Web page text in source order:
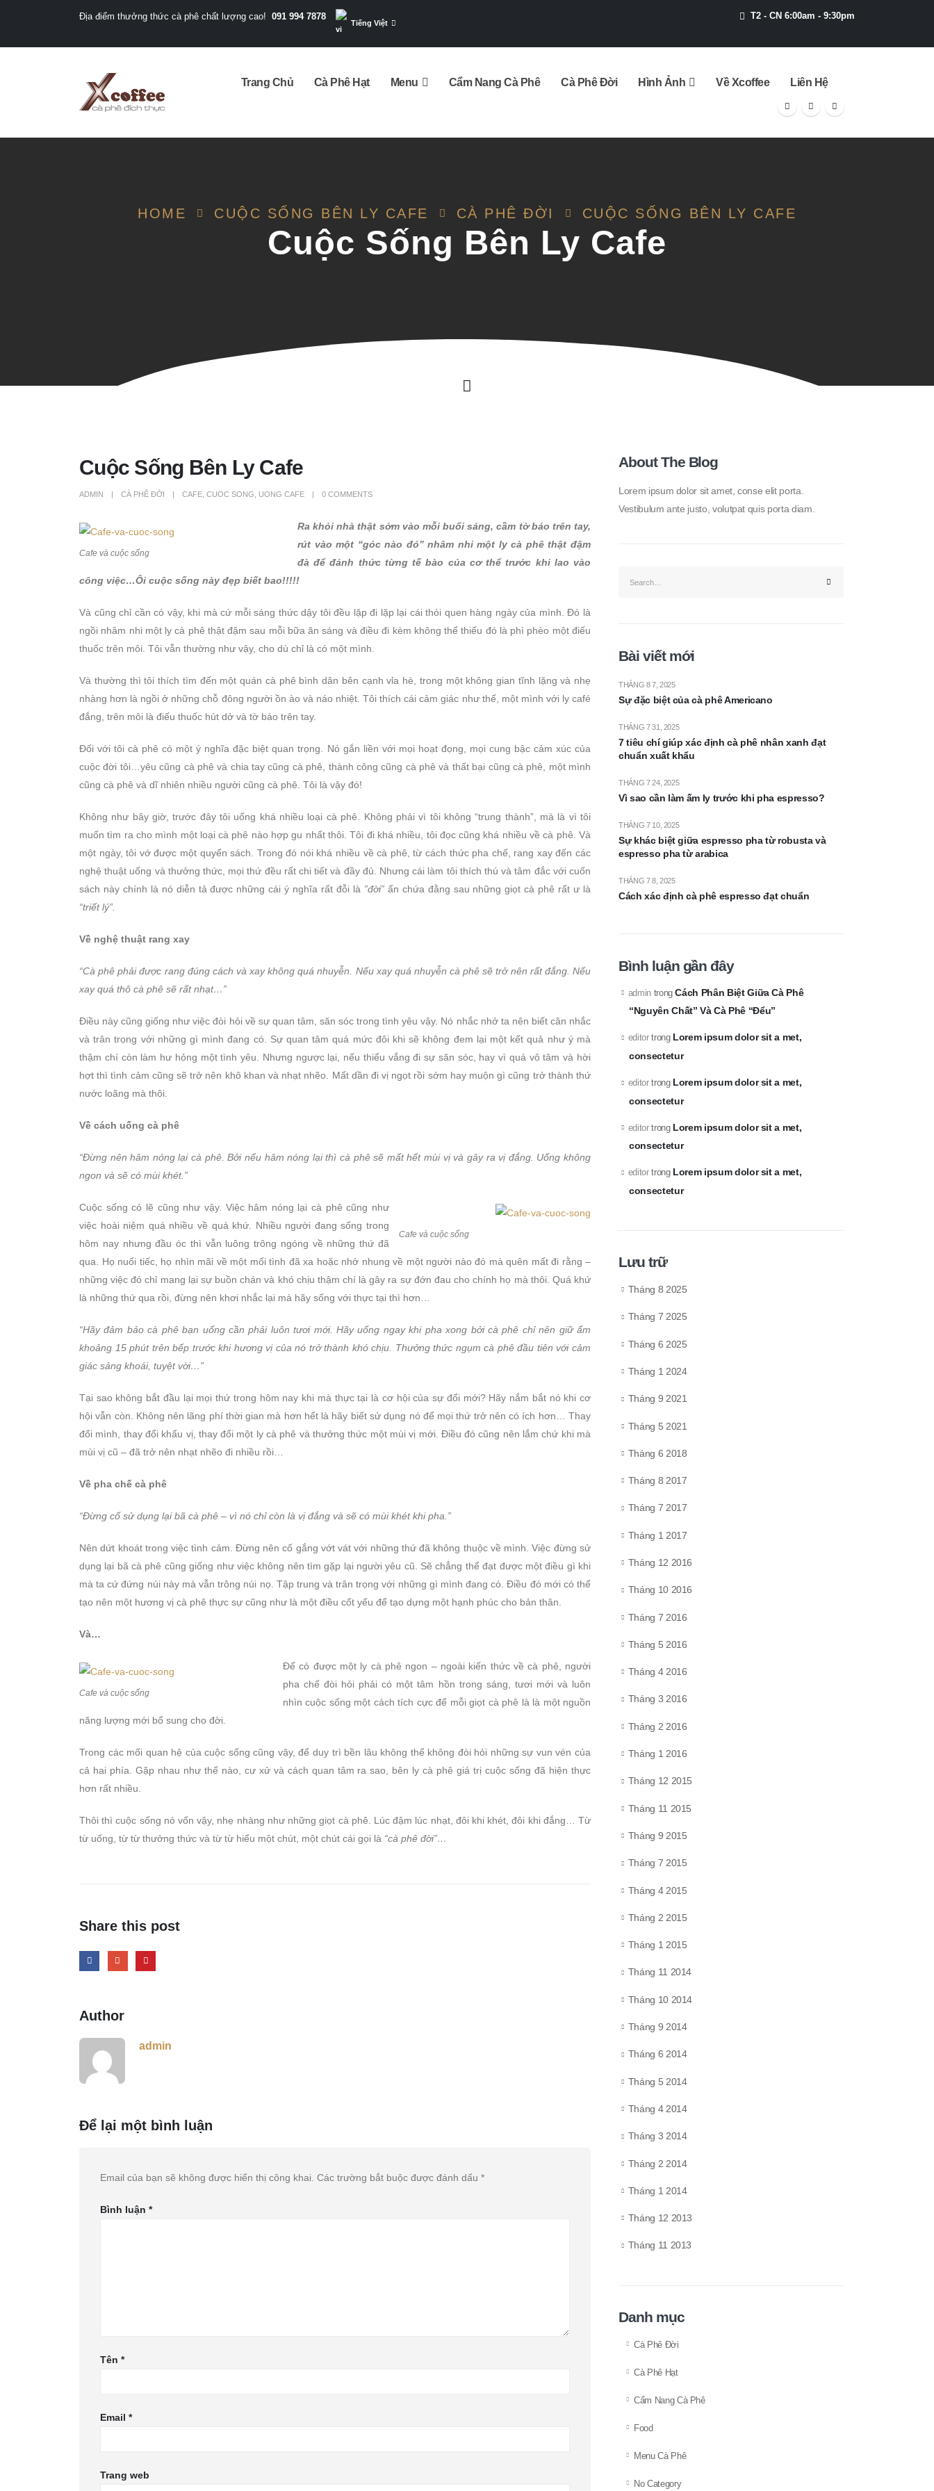
Địa điểm thưởng thức cà phê chất lượng cao! 091 994 7878
Tiếng Việt
T2 - CN 6:00am - 9:30pm
Trang Chủ Cà Phê Hạt Menu Cẩm Nang Cà Phê Cà Phê Đời Hình Ảnh Về Xcoffee Liên Hệ
HOME CUỘC SỐNG BÊN LY CAFE CÀ PHÊ ĐỜI CUỘC SỐNG BÊN LY CAFE
Cuộc Sống Bên Ly Cafe
Cuộc Sống Bên Ly Cafe
ADMIN CÀ PHÊ ĐỜI CAFE CUOC SONG UONG CAFE 0 COMMENTS
Cafe và cuộc sống
Ra khỏi nhà thật sớm vào mỗi buổi sáng, cầm tờ báo trên tay,
rút vào một “góc nào đó” nhâm nhi một ly cà phê thật đậm
đà để đánh thức từng tế bào của cơ thể trước khi lao vào
công việc…Ôi cuộc sống này đẹp biết bao!!!!!
Và cũng chỉ cần có vậy, khi mà cứ mỗi sáng thức dậy tôi đều lặp đi lặp lại cái thói quen hàng ngày của mình. Đó là
ngồi nhâm nhi một ly cà phê thật đậm sau mỗi bữa ăn sáng và điều đi kèm không thể thiếu đó là phì phèo một điếu
thuốc trên môi. Tôi vẫn thường như vậy, cho dù chỉ là có một mình.
Và thường thì tôi thích tìm đến một quán cà phê bình dân bên cạnh vỉa hè, trong một không gian tĩnh lặng và nhẹ
nhàng hơn là ngồi ở những chỗ đông người ồn ào và náo nhiệt. Tôi thích cái cảm giác như thế, một mình với ly café
đắng, trên môi là điếu thuốc hút dở và tờ báo trên tay.
Đối với tôi cà phê có một ý nghĩa đặc biệt quan trọng. Nó gắn liền với mọi hoạt đọng, mọi cung bậc cảm xúc của
cuộc đời tôi…yêu cũng cà phê và chia tay cũng cà phê, thành công cũng cà phê và thất bại cũng cà phê, một mình
cũng cà phê và dĩ nhiên nhiều người cũng cà phê. Tôi là vậy đó!
Không như bây giờ, trước đây tôi uống khá nhiều loại cà phê. Không phải vì tôi không “trung thành”, mà là vì tôi
muốn tìm ra cho mình một loại cà phê nào hợp gu nhất thôi. Tôi đi khá nhiều, tôi đọc cũng khá nhiều về cà phê. Và
một ngày, tôi vớ được một quyển sách. Trong đó nói khá nhiều về cà phê, từ cách thức pha chế, rang xay đến các
nghệ thuật uống và thưởng thức, mọi thứ đều rất chi tiết và đầy đủ. Nhưng cái làm tôi thích thú và tâm đắc với cuốn
sách này chính là nó diễn tả được những cái ý nghĩa rất đỗi là ”đời”ẩn chứa đằng sau những giọt cà phê rất ư là
“triết lý”.
Về nghệ thuật rang xay
“Cà phê phải được rang đúng cách và xay không quá nhuyễn. Nếu xay quá nhuyễn cà phê sẽ trở nên rất đắng. Nếu
xay quá thô cà phê sẽ rất nhạt…”
Điều này cũng giống như việc đòi hỏi về sự quan tâm, săn sóc trong tình yêu vậy. Nó nhắc nhở ta nên biết cân nhắc
và trân trọng với những gì mình đang có. Sự quan tâm quá mức đôi khi sẽ không đem lại một kết quả như ý mà
thậm chí còn làm hư hỏng một tình yêu. Nhưng ngược lại, nếu thiếu vắng đi sự săn sóc, hay vì quá vô tâm và hời
hợt thì tình cảm cũng sẽ trở nên khô khan và nhạt nhẽo. Mất dần đi vị ngọt rồi sớm hay muộn gì cũng trở thành thứ
nước loãng mà thôi.
Về cách uống cà phê
“Đừng nên hâm nóng lại cà phê. Bởi nếu hâm nóng lại thì cà phê sẽ mất hết mùi vị và gây ra vị đắng. Uống không
ngon và sẽ có mùi khét.”
Cafe và cuộc sống
Cuộc sống có lẽ cũng như vậy. Việc hâm nóng lại cà phê cũng như
việc hoài niệm quá nhiều về quá khứ. Nhiều người đang sống trong
hôm nay nhưng đầu óc thì vẫn luông trông ngóng về những thứ đã
qua. Họ nuối tiếc, họ nhìn mãi về một mối tình đã xa hoặc nhớ nhung về một người nào đó mà quên mất đi rằng –
những việc đó chỉ mang lại sự buồn chán và khó chịu thậm chí là gây ra sự đớn đau cho chính họ mà thôi. Quá khứ
là những thứ qua rồi, đừng nên khơi nhắc lại mà hãy sống với thực tại thì hơn…
“Hãy đảm bảo cà phê bạn uống cần phải luôn tươi mới. Hãy uống ngay khi pha xong bởi cà phê chỉ nên giữ ấm
khoảng 15 phút trên bếp trước khi hương vị của nó trở thành khó chịu. Thưởng thức ngụm cà phê đầu tiên với cảm
giác sảng khoái, tuyệt vời…”
Tại sao không bắt đầu lại mọi thứ trong hôm nay khi mà thực tại là cơ hội của sự đổi mới? Hãy nắm bắt nó khi cơ
hội vẫn còn. Không nên lãng phí thời gian mà hơn hết là hãy biết sử dụng nó để mọi thứ trở nên có ích hơn… Thay
đổi mình, thay đổi khẩu vị, thay đổi một ly cà phê và thưởng thức một mùi vị mới. Điều đó cũng nên lắm chứ khi mà
mùi vị cũ – đã trở nên nhạt nhẽo đi nhiều rồi…
Về pha chế cà phê
“Đừng cố sử dụng lại bã cà phê – vì nó chỉ còn là vị đắng và sẽ có mùi khét khi pha.”
Nên dứt khoát trong việc tình cảm. Đừng nên cố gắng vớt vát với những thứ đã không thuộc về mình. Việc đừng sử
dụng lại bã cà phê cũng giống như việc không nên tìm gặp lại người yêu cũ. Sẽ chẳng thể đạt được một điều gì khi
mà ta cứ đứng núi này mà vẫn trông núi nọ. Tập trung và trân trọng với những gì mình đang có. Điều đó mới có thể
tạo nên một hương vị cà phê thực sự cũng như là một điều cốt yếu để tạo dựng một hạnh phúc cho bản thân.
Và…
Cafe và cuộc sống
Để có được một ly cà phê ngon – ngoài kiến thức về cà phê, người
pha chế đòi hỏi phải có một tâm hồn trong sáng, tươi mới và luôn
nhìn cuộc sống một cách tích cực để mỗi giọt cà phê là là một nguồn
năng lượng mới bổ sung cho đời.
Trong các mối quan hệ của cuộc sống cũng vậy, để duy trì bền lâu không thể không đòi hỏi những sự vun vén của
cả hai phía. Gặp nhau như thế nào, cư xử và cách quan tâm ra sao, bên ly cà phê giá trị cuộc sống đã hiện thực
hơn rất nhiều.
Thôi thì cuộc sống nó vốn vậy, nhẹ nhàng như những giọt cà phê. Lúc đậm lúc nhạt, đôi khi khét, đôi khi đắng… Từ
từ uống, từ từ thưởng thức và từ từ hiểu một chút, một chút cái gọi là “cà phê đời”…
Share this post
Author
admin
Để lại một bình luận
Email của bạn sẽ không được hiển thị công khai. Các trường bắt buộc được đánh dấu *
Bình luận *
Tên *
Email *
Trang web
About The Blog
Lorem ipsum dolor sit amet, conse elit porta.
Vestibulum ante justo, volutpat quis porta diam.
Bài viết mới
Sự đặc biệt của cà phê Americano
THÁNG 8 7, 2025
7 tiêu chí giúp xác định cà phê nhân xanh đạt
chuẩn xuất khẩu
THÁNG 7 31, 2025
Vì sao cần làm ấm ly trước khi pha espresso?
THÁNG 7 24, 2025
Sự khác biệt giữa espresso pha từ robusta và
espresso pha từ arabica
THÁNG 7 10, 2025
Cách xác định cà phê espresso đạt chuẩn
THÁNG 7 8, 2025
Bình luận gần đây
admintrongCách Phân Biệt Giữa Cà Phê
“Nguyên Chất” Và Cà Phê “Đểu”
editortrong Lorem ipsum dolor sit a met,
consectetur
editortrong Lorem ipsum dolor sit a met,
consectetur
editortrong Lorem ipsum dolor sit a met,
consectetur
editortrong Lorem ipsum dolor sit a met,
consectetur
Lưu trữ
Tháng 8 2025
Tháng 7 2025
Tháng 6 2025
Tháng 1 2024
Tháng 9 2021
Tháng 5 2021
Tháng 6 2018
Tháng 8 2017
Tháng 7 2017
Tháng 1 2017
Tháng 12 2016
Tháng 10 2016
Tháng 7 2016
Tháng 5 2016
Tháng 4 2016
Tháng 3 2016
Tháng 2 2016
Tháng 1 2016
Tháng 12 2015
Tháng 11 2015
Tháng 9 2015
Tháng 7 2015
Tháng 4 2015
Tháng 2 2015
Tháng 1 2015
Tháng 11 2014
Tháng 10 2014
Tháng 9 2014
Tháng 6 2014
Tháng 5 2014
Tháng 4 2014
Tháng 3 2014
Tháng 2 2014
Tháng 1 2014
Tháng 12 2013
Tháng 11 2013
Danh mục
Cà Phê Đời
Cà Phê Hạt
Cẩm Nang Cà Phê
Food
Menu Cà Phê
No Category